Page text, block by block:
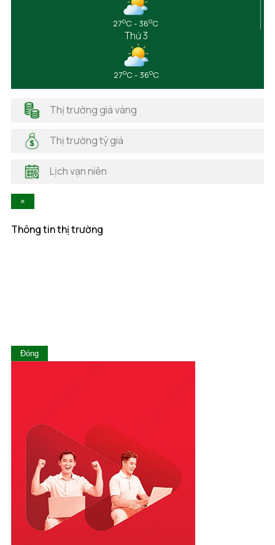
Hà Giang
Hải Dương
Hải Phòng
Hà Tĩnh
Hòa Bình
Lai Châu
Quảng Ngãi
Quảng Ninh
Quảng Trị
Sóc Trăng
Sơn La
Tây Ninh
Thái Bình
Thái Nguyên
27oC - 36oC
Thứ 3
27oC - 36oC
Thị trường giá vàng
Thị trường tỷ giá
Lịch vạn niên
×
Thông tin thị trường
Đóng